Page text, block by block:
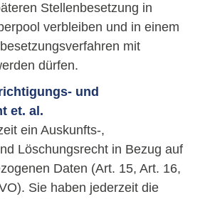
Stellenbesetzung in
verbleiben und in einem
mit
dürfen.
und
et. al.
ein Auskunfts-,
Löschungsrecht in Bezug auf
Daten (Art. 15, Art. 16,
Sie haben jederzeit die